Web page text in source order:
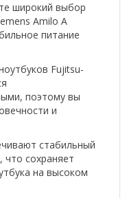
широкий выбор
Amilo A
питание
Fujitsu-
поэтому вы
и
стабильный
что сохраняет
на высоком